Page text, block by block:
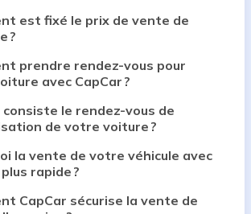
est fixé le prix de vente de
?
prendre rendez-vous pour
avec CapCar ?
consiste le rendez-vous de
de votre voiture ?
la vente de votre véhicule avec
rapide ?
CapCar sécurise la vente de